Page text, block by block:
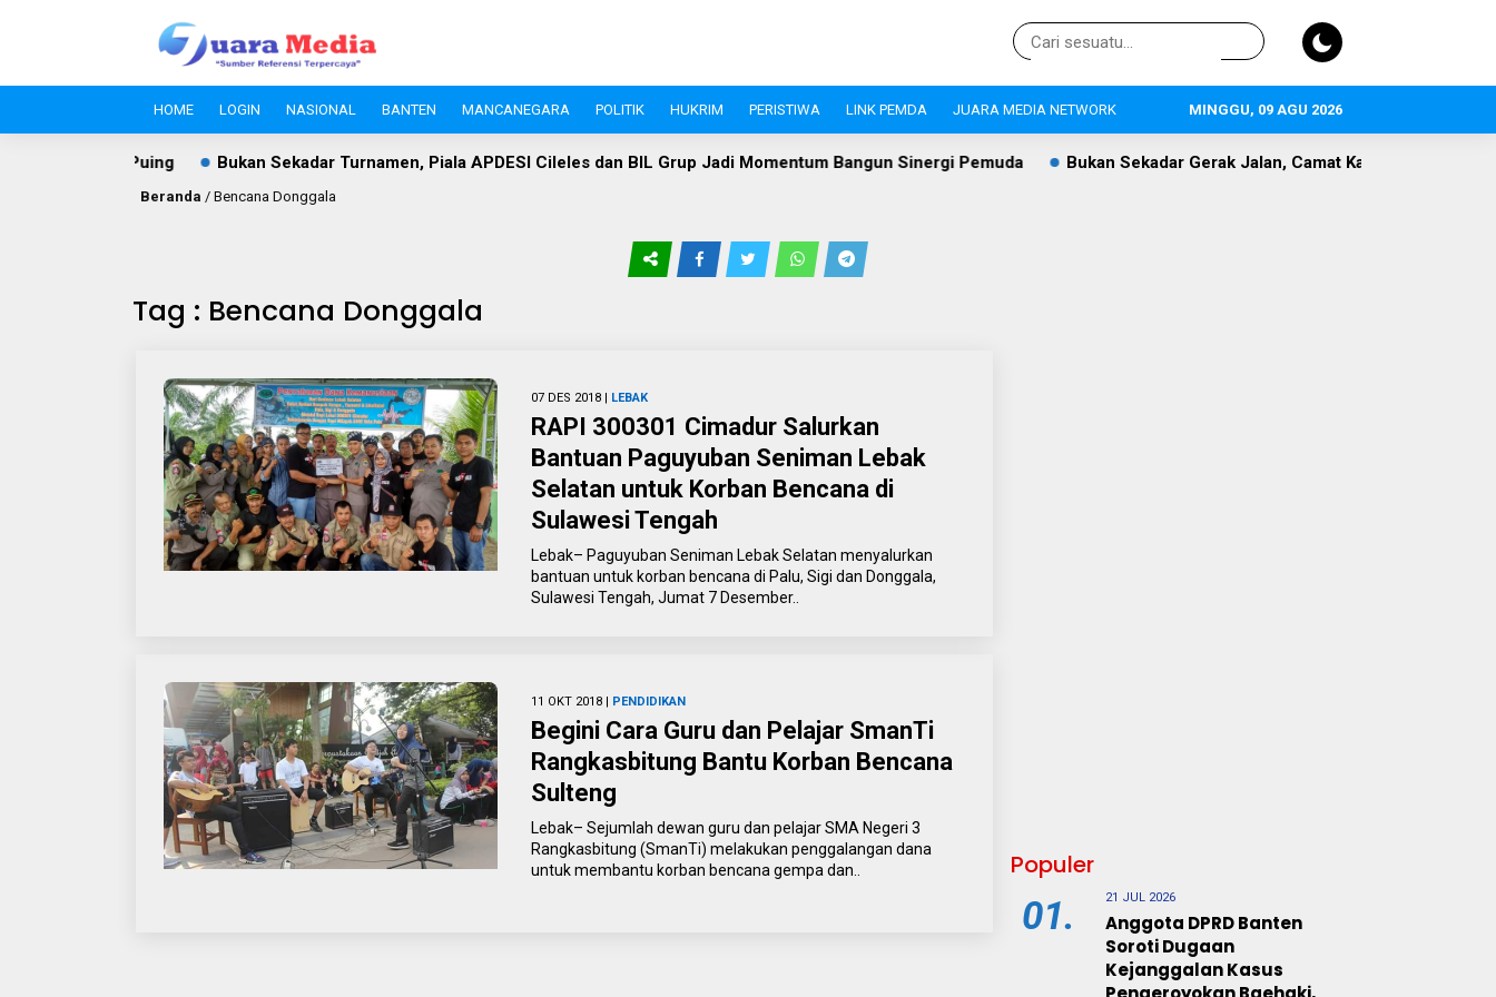
HOME LOGIN NASIONAL BANTEN MANCANEGARA POLITIK HUKRIM PERISTIWA LINK PEMDA JUARA MEDIA NETWORK MINGGU, 09 AGU 2026
Bukan Sekadar Turnamen, Piala APDESI Cileles dan BIL Grup Jadi Momentum Bangun Sinergi Pemuda Bukan Sekadar Gerak Jalan, Camat Kalanganyar Bangun
Beranda / Bencana Donggala
Tag : Bencana Donggala
07 DES 2018 | LEBAK
RAPI 300301 Cimadur Salurkan
Bantuan Paguyuban Seniman Lebak
Selatan untuk Korban Bencana di
Sulawesi Tengah
Lebak– Paguyuban Seniman Lebak Selatan menyalurkan
bantuan untuk korban bencana di Palu, Sigi dan Donggala,
Sulawesi Tengah, Jumat 7 Desember..
11 OKT 2018 | PENDIDIKAN
Begini Cara Guru dan Pelajar SmanTi
Rangkasbitung Bantu Korban Bencana
Sulteng
Lebak– Sejumlah dewan guru dan pelajar SMA Negeri 3
Rangkasbitung (SmanTi) melakukan penggalangan dana
untuk membantu korban bencana gempa dan..
Populer
01. 21 JUL 2026
Anggota DPRD Banten
Soroti Dugaan
Kejanggalan Kasus